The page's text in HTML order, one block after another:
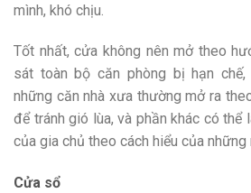
mình, khó chịu.
Tốt nhất, cửa không nên mở theo
sát toàn bộ căn phòng bị hạn
những căn nhà xưa thường mở ra
để tránh gió lùa, và phần khác có thể
của gia chủ theo cách hiểu của
Cửa sổ